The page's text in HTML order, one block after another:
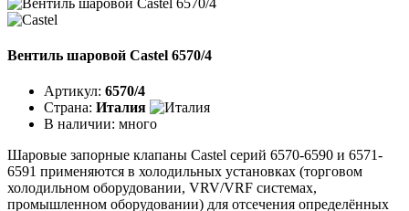
Вентиль шаровой Castel 6570/4
Артикул: 6570/4
Страна: Италия
В наличии: много
Шаровые запорные клапаны Castel серий 6570-6590 и 6571-
6591 применяются в холодильных установках (торговом
холодильном оборудовании, VRV/VRF системах,
промышленном оборудовании) для отсечения определённых